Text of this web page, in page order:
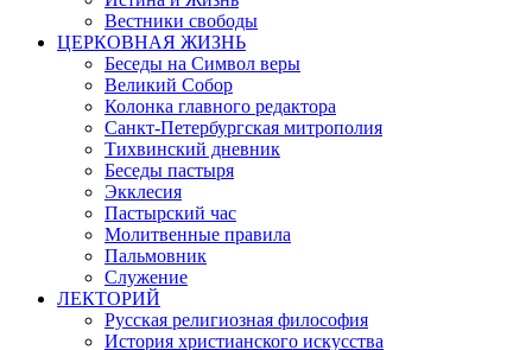
Вестники свободы
ЦЕРКОВНАЯ ЖИЗНЬ
Беседы на Символ веры
Великий Собор
Колонка главного редактора
Санкт-Петербургская митрополия
Тихвинский дневник
Беседы пастыря
Экклесия
Пастырский час
Молитвенные правила
Пальмовник
Служение
ЛЕКТОРИЙ
Русская религиозная философия
История христианского искусства